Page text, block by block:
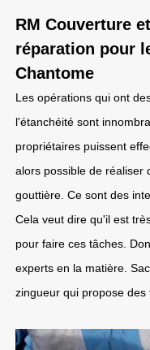
RM Couverture
réparation pour
Chantome
Les opérations qui ont
l'étanchéité sont
propriétaires puissent
alors possible de réaliser
gouttière. Ce sont des
Cela veut dire qu'il est
pour faire ces tâches.
experts en la matière.
zingueur qui propose des